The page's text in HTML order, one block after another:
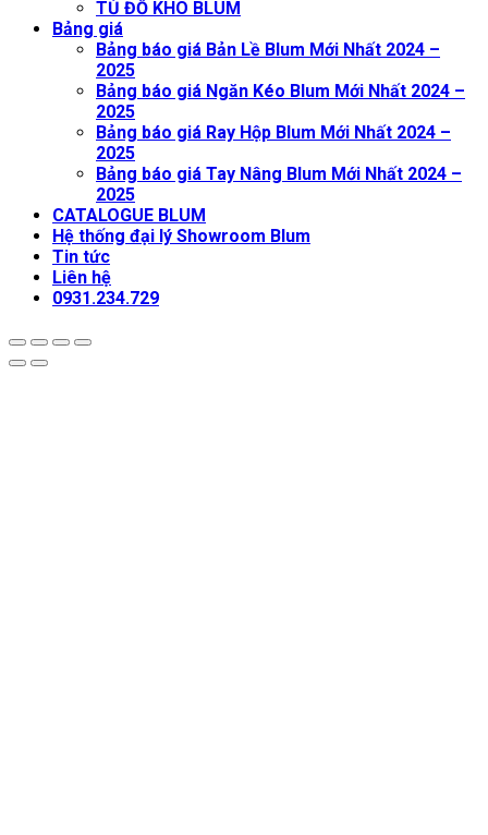
TỦ ĐỒ KHÔ BLUM
Bảng giá
Bảng báo giá Bản Lề Blum Mới Nhất 2024 –
2025
Bảng báo giá Ngăn Kéo Blum Mới Nhất 2024 –
2025
Bảng báo giá Ray Hộp Blum Mới Nhất 2024 –
2025
Bảng báo giá Tay Nâng Blum Mới Nhất 2024 –
2025
CATALOGUE BLUM
Hệ thống đại lý Showroom Blum
Tin tức
Liên hệ
0931.234.729